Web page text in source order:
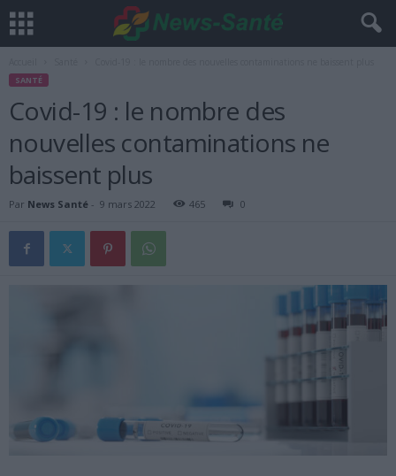
SANTÉ
Covid-19 : le nombre des
nouvelles contaminations ne
baissent plus
Par News Santé - 9 mars 2022 465 0